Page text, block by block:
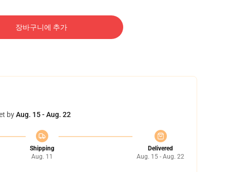
장바구니에 추가
byAug. 15 - Aug. 22
Shipping
Aug. 11
Delivered
Aug. 15 - Aug. 22